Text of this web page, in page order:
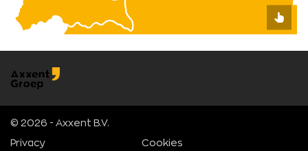
© 2026 - Axxent B.V.
Privacy Cookies